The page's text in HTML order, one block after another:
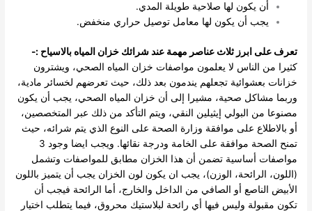
أن يكون لها صلاحية طويلة المدي.
يجب أن يكون لها معامل توصيل حراري منخفض.
تعرف على ابرز ثلاث عناصر مهمة عند شرائك خزان المياه بالاسياح :-
كثيرا من الناس لا يعلمون مواصفات خزان المياه الصحي، ويشترون
خزانات بعشوائية تجعلهم يندمون بعد ذلك، حيث تعرضهم لخسائر مادية،
وربما مشاكل صحية، مشيرا إلى أن خزان المياه الصحي، يجب أن يكون
مصنوعا من البولي إيثيلين النقي، ويتم التأكد من ذلك عبر المتخصصين،
أو بالاطلاع على موافقة وزارة الصحة على النوع الذي يتم شرائه، حيث
تمنح الصحة موافقة على الخامة ودرجة نقائها.
ويجب ايضا وجود 3
مواصفات أساسية تضمن أن هذا الخزان مطابق للمواصفات وتشمل
(اللون، الرائحة، الوزن)، يجب ان يكون لون الخزان يجب أن يتميز باللون
الأبيض الناصع أو الصافي من الداخل والخارج، أما الرائحة فيجب أن
تكون مقبولة وليس فيها أي رائحة لبلاستيك محروق، فيما يتطلب اختيار